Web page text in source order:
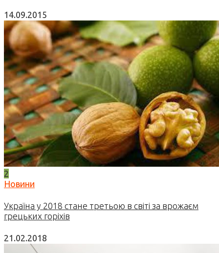
14.09.2015
2
Новини
Україна у 2018 стане третьою в світі за врожаєм
грецьких горіхів
21.02.2018